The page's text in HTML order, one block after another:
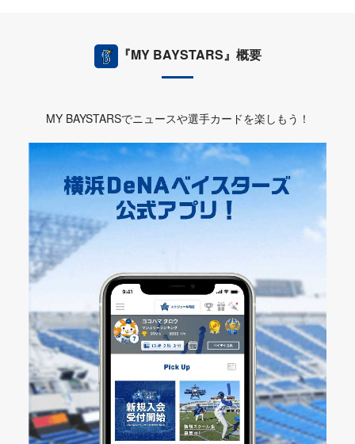
『MY BAYSTARS』概要
MY BAYSTARSでニュースや選手カードを楽しもう！